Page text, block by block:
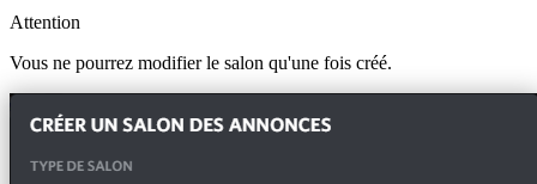
Attention
Vous ne pourrez modifier le salon qu'une fois créé.